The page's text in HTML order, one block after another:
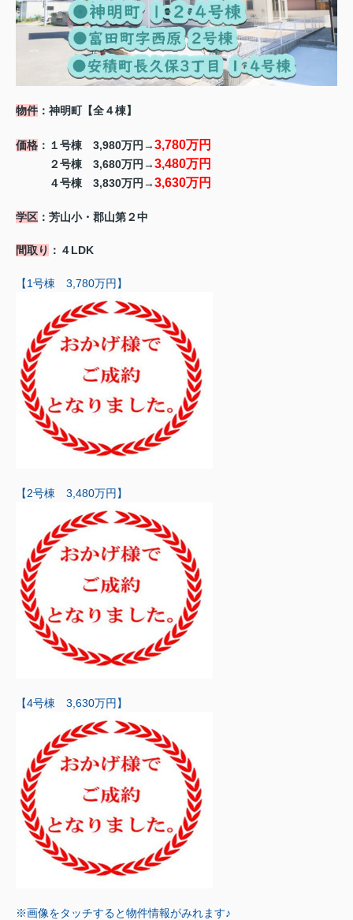
物件 ：神明町【全４棟】
価格 ：１号棟 3,980万円→3,780万円
２号棟 3,680万円→3,480万円
４号棟 3,830万円→3,630万円
学区 ：芳山小・郡山第２中
間取り ：４LDK
【1号棟 3,780万円】
【2号棟 3,480万円】
【4号棟 3,630万円】
※画像をタッチすると物件情報がみれます♪